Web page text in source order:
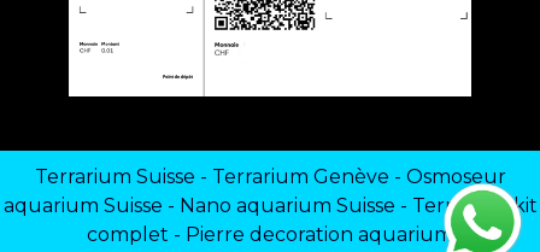
Terrarium Suisse - Terrarium Genève - Osmoseur
aquarium Suisse - Nano aquarium Suisse - Terrarium kit
complet - Pierre decoration aquarium